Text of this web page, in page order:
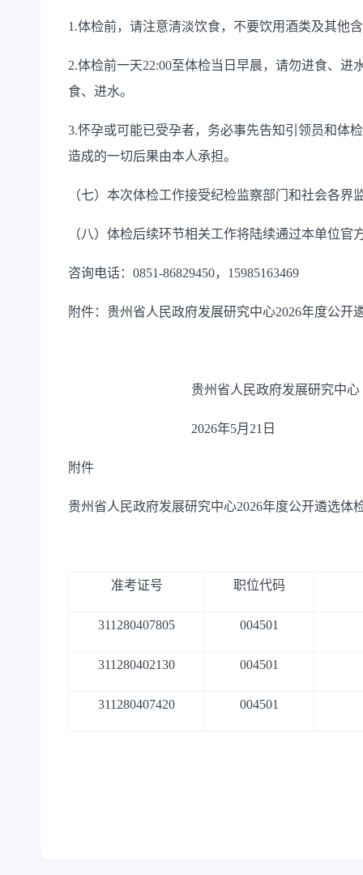
1.体检前，请注意清淡饮食，不要饮用酒类及其他
2.体检前一天22:00至体检当日早晨，请勿进食、
食、进水。
3.怀孕或可能已受孕者，务必事先告知引领员和体
造成的一切后果由本人承担。
（七）本次体检工作接受纪检监察部门 和社会各界
（八）体检后续环节相关工作将陆续通过本单位
咨询电话： 0851-86829450，15985163469
附件：贵州省人民政府发展研究中心2026年度公开
贵州省人民政府发展研究中心
2026年5月21日
附件
贵州省人民政府发展研究中心2026年度公开遴选体
准考证号 职位代码
311280407805 004501
311280402130 004501
311280407420 004501